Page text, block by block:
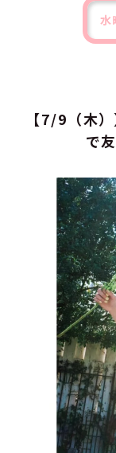
水
【7/9（木
で